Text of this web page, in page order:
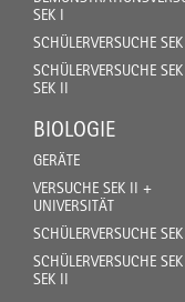
SEK I
SCHÜLERVERSUCHE
SCHÜLERVERSUCHE
SEK II
BIOLOGIE
GERÄTE
VERSUCHE SEK II +
UNIVERSITÄT
SCHÜLERVERSUCHE
SCHÜLERVERSUCHE
SEK II